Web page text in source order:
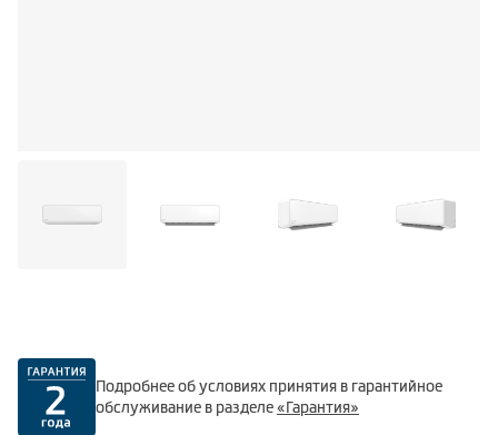
Подробнее об условиях принятия в гарантийное
обслуживание в разделе«Гарантия»